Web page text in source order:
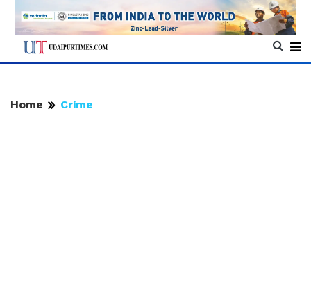
Home Crime